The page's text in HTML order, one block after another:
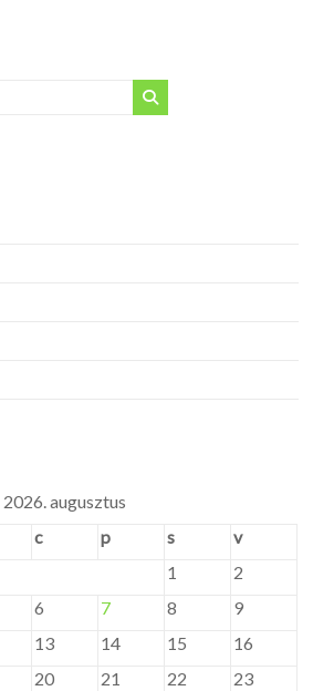
2026. augusztus
c p s
v
1
2
6 7 8
9
13 14 15
16
20 21 22
23